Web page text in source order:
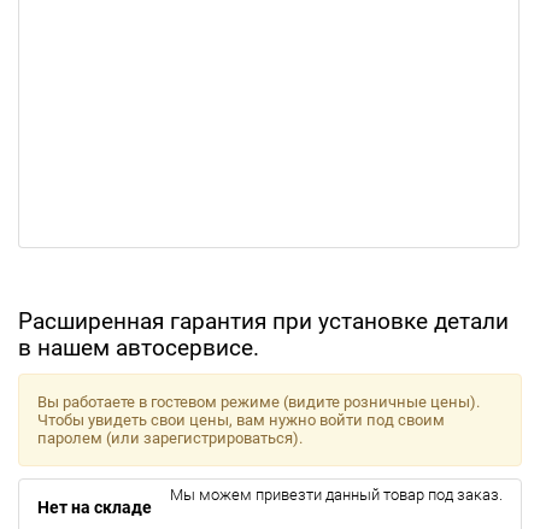
Расширенная гарантия при установке детали
в нашем автосервисе.
Вы работаете в гостевом режиме (видите розничные цены).
Чтобы увидеть свои цены, вам нужно войти под своим
паролем (или зарегистрироваться).
Нет на складе
Мы можем привезти данный товар под заказ.